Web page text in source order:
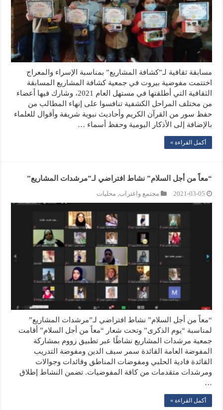
مسابقة ثقافية لـ”كشافة المشاريع” بمناسبة الإسراء والمعراج
اختتمت مفوضية بيروت في جمعية كشافة المشاريع المسابقة
الثقافية التي أطلقتها في مستهل العام 2021، وشارك فيها أعضاء
من مختلف المراحل الكشفية تنافسوا على إنهاء المطالب من
حفظ سور من القرآن الكريم وأحاديث نبوية شريفة وأقوال للعلماء
بالإضافة إلى الأذكار اليومية وحفظ أسماء …
أكمل القراءة »
“معاً من أجل السلام” نشاط افتراضي لـ”مرشدات المشاريع”
2021-03-05 مجتمع واغتراب, محليات
“معاً من أجل السلام” نشاط افتراضي لـ”مرشدات المشاريع”
لمناسبة “يوم الذكرى” وتحت شعار “معاً من أجل السلام” أقامت
جمعية مرشدات المشاريع نشاطًا عبر تطبيق زووم بمشاركة
المفوضة العامة القائدة سمر سيف الدين ومفوضة التدريب
القائدة فادية الحلبي ومفوضات المناطق وقائدات وجوالات
ومرشدات متقدمات من كافة المفوضيات. تضمن النشاط إطلاق
…
أكمل القراءة »